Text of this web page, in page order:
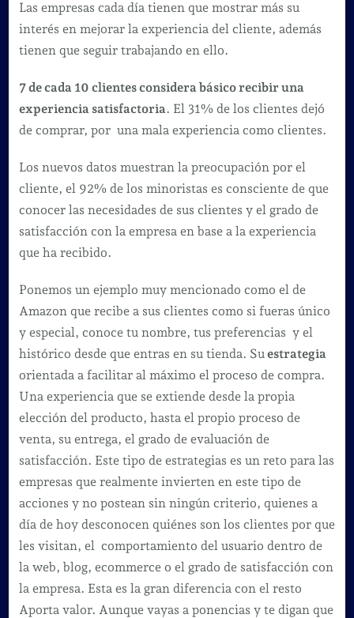
Las empresas cada día tienen que mostrar más su
interés en mejorar la experiencia del cliente, además
tienen que seguir trabajando en ello.
7 de cada 10 clientes considera básico recibir una
experiencia satisfactoria. El 31% de los clientes dejó
de comprar, por una mala experiencia como clientes.
Los nuevos datos muestran la preocupación por el
cliente, el 92% de los minoristas es consciente de que
conocer las necesidades de sus clientes y el grado de
satisfacción con la empresa en base a la experiencia
que ha recibido.
Ponemos un ejemplo muy mencionado como el de
Amazon que recibe a sus clientes como si fueras único
y especial, conoce tu nombre, tus preferencias y el
histórico desde que entras en su tienda. Suestrategia
orientada a facilitar al máximo el proceso de compra.
Una experiencia que se extiende desde la propia
elección del producto, hasta el propio proceso de
venta, su entrega, el grado de evaluación de
satisfacción. Este tipo de estrategias es un reto para las
empresas que realmente invierten en este tipo de
acciones y no postean sin ningún criterio, quienes a
día de hoy desconocen quiénes son los clientes por que
les visitan, el comportamiento del usuario dentro de
la web, blog, ecommerce o el grado de satisfacción con
la empresa. Esta es la gran diferencia con el resto
Aporta valor. Aunque vayas a ponencias y te digan que